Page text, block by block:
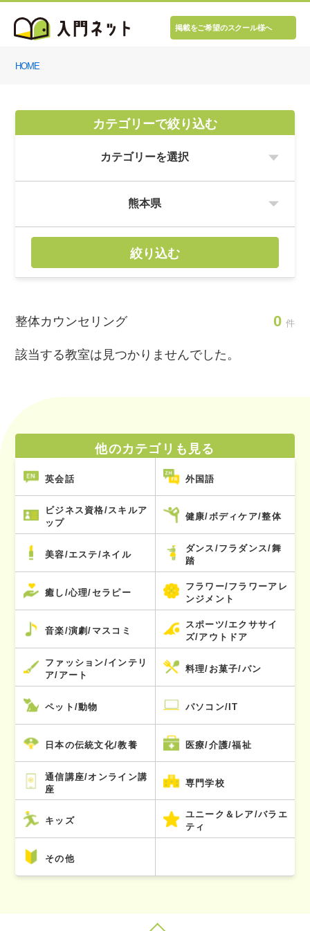
掲載をご希望のスクール様へ
HOME
カテゴリーで絞り込む
絞り込む
整体カウンセリング 0 件
該当する教室は見つかりませんでした。
他のカテゴリも見る
英会話 外国語
ビジネス資格/スキルア
ップ
健康/ボディケア/整体
美容/エステ/ネイル
ダンス/フラダンス/舞
踏
癒し/心理/セラピー
フラワー/フラワーアレ
ンジメント
音楽/演劇/マスコミ
スポーツ/エクササイ
ズ/アウトドア
ファッション/インテリ
ア/アート
料理/お菓子/パン
ペット/動物 パソコン/IT
日本の伝統文化/教養 医療/介護/福祉
通信講座/オンライン講
座
専門学校
キッズ
ユニーク＆レア/バラエ
ティ
その他